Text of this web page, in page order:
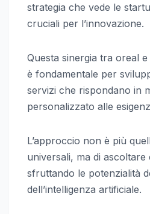
strategia che vede le
cruciali per l’innovazione.
Questa sinergia tra oreal
è fondamentale per
servizi che rispondano in
personalizzato alle
L’approccio non è più
universali, ma di ascoltare
sfruttando le potenzialità
dell’intelligenza artificiale.